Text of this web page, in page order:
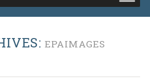
EPAIMAGES